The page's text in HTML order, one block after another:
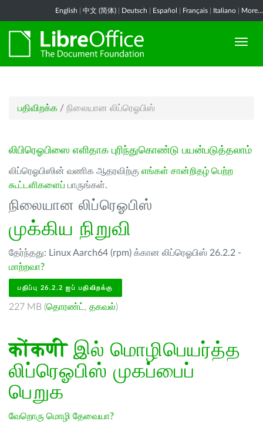
English 中文 (简体) Deutsch Español Français Italiano More...
பதிவிறக்க / நிலையான லிப்ரெஓபிஸ்
லிபிரெஓபிஸை எளிதாக புரிந்துகொண்டு பயன்படுத்தலாம்
லிப்ரெஓபிஸின் வணிக ஆதரவிற்கு எங்கள் சான்றிதழ் பெற்ற
கூட்டளிகளைப் பாருங்கள்.
நிலையான லிப்ரெஓபிஸ்
முக்கிய நிறுவி
தேர்ந்தது: Linux Aarch64 (rpm) க்கான லிப்ரெஓபிஸ் 26.2.2 -
மாற்றவா?
பதிப்பு 26.2.2 ஐப் பதிவிறக்கு
227 MB (தொரண்ட் , தகவல்)
कोंकणीஇல் மொழிபெயர்த்த
லிப்ரெஓபிஸ் முகப்பைப்
பெறுக
வேறொரு மொழி தேவையா?